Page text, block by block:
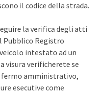
il codice della strada.
la verifica degli atti
Pubblico Registro
intestato ad un
visura verificherete se
fermo amministrativo,
esecutive come